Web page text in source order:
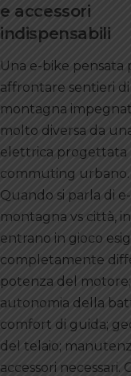
e accessori
indispensabili
Una e-bike pensata
affrontare sentieri di
montagna
molto diversa da
elettrica progettata
commuting urbano.
Quando si parla di
montagna vs città,
entrano in gioco
completamente
potenza del motore;
autonomia della
comfort di guida;
del telaio;
accessori necessari.